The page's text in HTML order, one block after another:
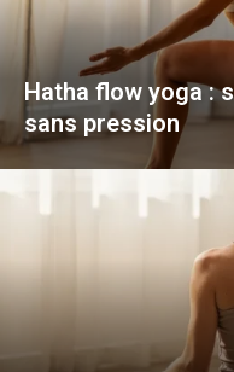
Hatha flow yoga :
sans pression